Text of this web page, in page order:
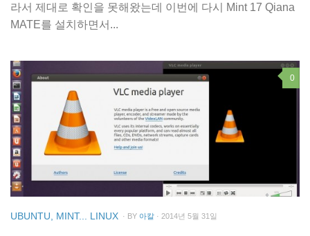
라서 제대로 확인을 못해왔는데 이번에 다시 Mint 17 Qiana
MATE를 설치하면서...
0
UBUNTU, MINT... LINUX · BY 아칼 · 2014년 5월 31일